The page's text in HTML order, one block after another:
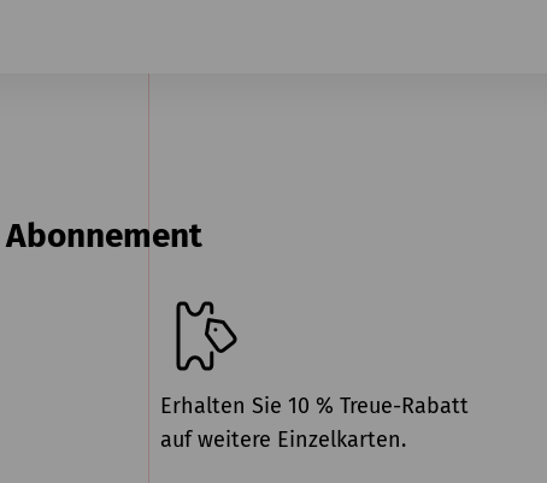
Erhalten Sie 10 % Treue-Rabatt
auf weitere Einzelkarten.